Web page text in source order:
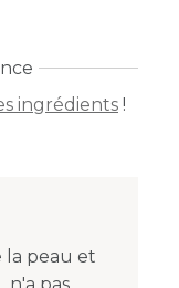
ingrédients !
la peau et